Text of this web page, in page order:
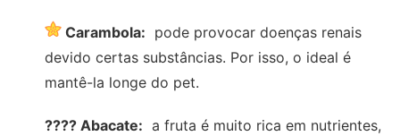
Carambola: pode provocar doenças renais
devido certas substâncias. Por isso, o ideal é
mantê-la longe do pet.
???? Abacate: a fruta é muito rica em nutrientes,